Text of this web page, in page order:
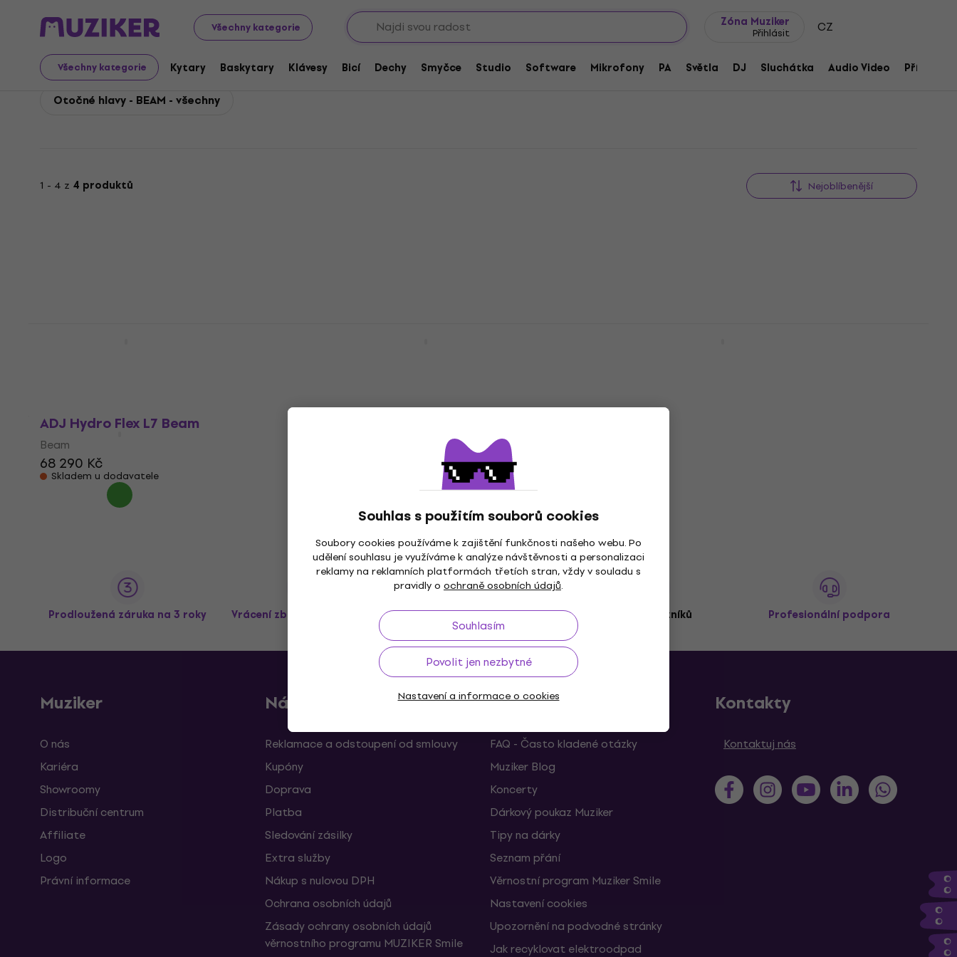
Všechny kategorie
Zóna Muziker
Přihlásit CZ
Všechny kategorie Kytary Baskytary Klávesy Bicí Dechy Smyčce Studio Software Mikrofony PA Světla DJ Sluchátka Audio Video
Souhlas s použitím souborů cookies
Soubory cookies používáme k zajištění funkčnosti našeho webu. Po
udělení souhlasu je využíváme k analýze návštěvnosti a personalizaci
reklamy na reklamních platformách třetích stran, vždy v souladu s
pravidly o ochraně osobních údajů.
Souhlasím
Povolit jen nezbytné
Nastavení a informace o cookies
ADJ Světla Otočné hlavy ADJ Otočné hlavy - BEAM
ADJ Otočné hlavy - BEAM
Otočné hlavy - BEAM - všechny
1 - 4 z 4 produktů Nejoblíbenější
ADJ Hydro Flex L7 Beam
Beam
68 290 Kč
Skladem u dodavatele
Prodloužená záruka na 3 roky Vrácení zboží až do 30 dnů Doprava zdarmaod 2 500 Kč 3M+ zákazníků Profesionální podpora
Muziker
O nás
Kariéra
Showroomy
Distribuční centrum
Affiliate
Logo
Právní informace
Nákup
Reklamace a odstoupení od smlouvy
Kupóny
Doprava
Platba
Sledování zásilky
Extra služby
Nákup s nulovou DPH
Ochrana osobních údajů
Zásady ochrany osobních údajů
věrnostního programu MUZIKER Smile
Užitečné
FAQ - Často kladené otázky
Muziker Blog
Koncerty
Dárkový poukaz Muziker
Tipy na dárky
Seznam přání
Věrnostní program Muziker Smile
Nastavení cookies
Upozornění na podvodné stránky
Jak recyklovat elektroodpad
Kontakty
Kontaktuj nás